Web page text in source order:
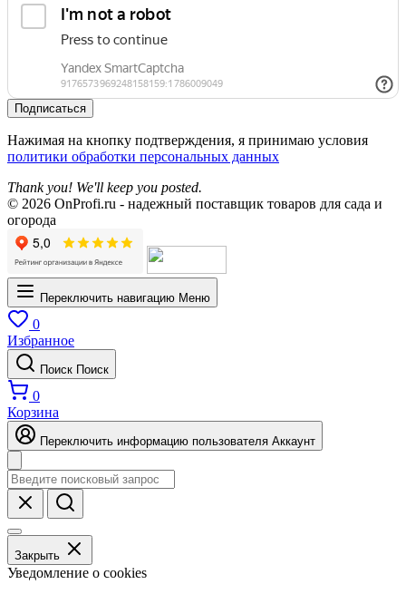
Подписаться
Нажимая на кнопку подтверждения, я принимаю условия
политики обработки персональных данных
Thank you! We'll keep you posted.
© 2026 OnProfi.ru - надежный поставщик товаров для сада и
огорода
Переключить навигацию Меню
0
Избранное
Поиск Поиск
0
Корзина
Переключить информацию пользователя Аккаунт
Закрыть
Уведомление о cookies